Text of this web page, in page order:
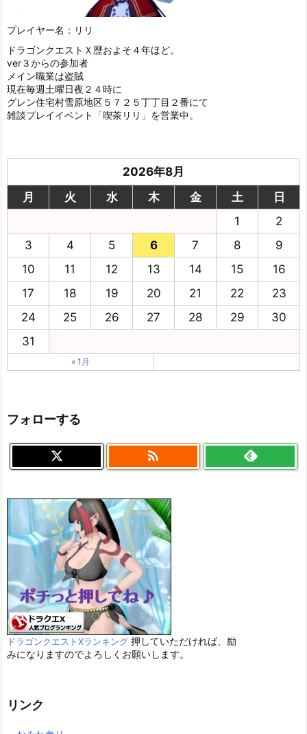
プレイヤー名：リリ
ドラゴンクエストＸ歴およそ４年ほど。
ver３からの参加者
メイン職業は盗賊
現在毎週土曜日夜２４時に
グレン住宅村雪原地区５７２５丁丁目２番にて
雑談プレイイベント「喫茶リリ」を営業中。
2026年8月
月
火 水 木 金 土
日
1
2
3
4 5 6 7 8
9
10
11 12 13 14 15
16
17
18 19 20 21 22
23
24
25 26 27 28 29
30
31
« 1月
フォローする

ドラゴンクエストXランキング 押していただければ、励
みになりますのでよろしくお願いします。
リンク